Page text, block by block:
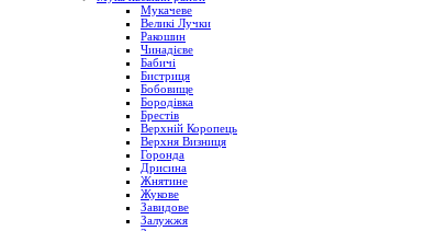
Мукачеве
Великі Лучки
Ракошин
Чинадієве
Бабичі
Бистриця
Бобовище
Бородівка
Брестів
Верхній Коропець
Верхня Визниця
Горонда
Дрисина
Жнятине
Жукове
Завидове
Залужжя